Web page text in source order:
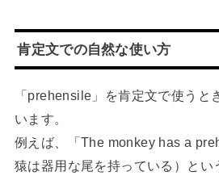
肯定文での自然な使い方
「prehensile」を肯定文で使うと
います。
例えば、「The monkey has a
猿は器用な尾を持っている）とい